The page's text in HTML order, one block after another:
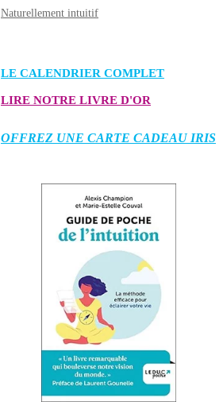
Naturellement intuitif
LE CALENDRIER COMPLET
LIRE NOTRE LIVRE D'OR
OFFREZ UNE CARTE CADEAU IRIS